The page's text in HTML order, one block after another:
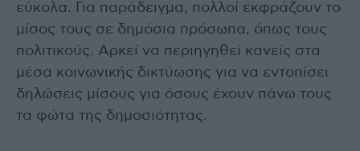
εύκολα. Για παράδειγμα, πολλοί εκφράζουν το
μίσος τους σε δημόσια πρόσωπα, όπως τους
πολιτικούς. Αρκεί να περιηγηθεί κανείς στα
μέσα κοινωνικής δικτύωσης για να εντοπίσει
δηλώσεις μίσους για όσους έχουν πάνω τους
τα φώτα της δημοσιότητας.